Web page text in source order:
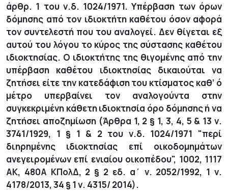
άρθρ. 1 του ν.δ. 1024/1971. Υπέρβαση των όρων
δόμησης από τον ιδιοκτήτη καθέτου όσον αφορά
τον συντελεστή που του αναλογεί. Δεν θίγεται εξ
αυτού του λόγου το κύρος της σύστασης καθέτου
ιδιοκτησίας. Ο ιδιοκτήτης της θιγομένης από την
υπέρβαση καθέτου ιδιοκτησίας δικαιούται να
ζητήσει είτε την κατεδάφιση του κτίσματος καθ’ ό
μέτρο υπερβαίνει τον αναλογούντα στην
συγκεκριμένη κάθετη ιδιοκτησία όρο δόμησης ή να
ζητήσει αποζημίωση (Άρθρα 1, 2 § 1, 3, 4, 5 & 13 ν.
3741/1929, 1 § 1 & 2 του ν.δ. 1024/1971 "περί
διηρημένης ιδιοκτησίας επί οικοδομημάτων
ανεγειρομένων επί ενιαίου οικοπέδου", 1002, 1117
ΑΚ, 480Α ΚΠολΔ, 2 § 2 εδ. α΄ ν. 2052/1992, 1 ν.
4178/2013, 34 § 1 ν. 4315/ 2014).